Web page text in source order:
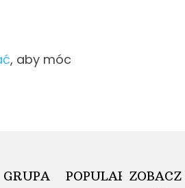
, aby móc
GRUPA
POPULARNEZOBACZ